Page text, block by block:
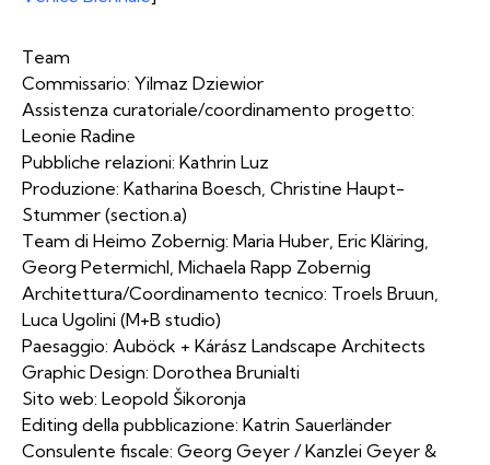
Team
Commissario: Yilmaz Dziewior
Assistenza curatoriale/coordinamento progetto:
Leonie Radine
Pubbliche relazioni: Kathrin Luz
Produzione: Katharina Boesch, Christine Haupt-
Stummer (section.a)
Team di Heimo Zobernig: Maria Huber, Eric Kläring,
Georg Petermichl, Michaela Rapp Zobernig
Architettura/Coordinamento tecnico: Troels Bruun,
Luca Ugolini (M+B studio)
Paesaggio: Auböck + Kárász Landscape Architects
Graphic Design: Dorothea Brunialti
Sito web: Leopold Šikoronja
Editing della pubblicazione: Katrin Sauerländer
Consulente fiscale: Georg Geyer / Kanzlei Geyer &